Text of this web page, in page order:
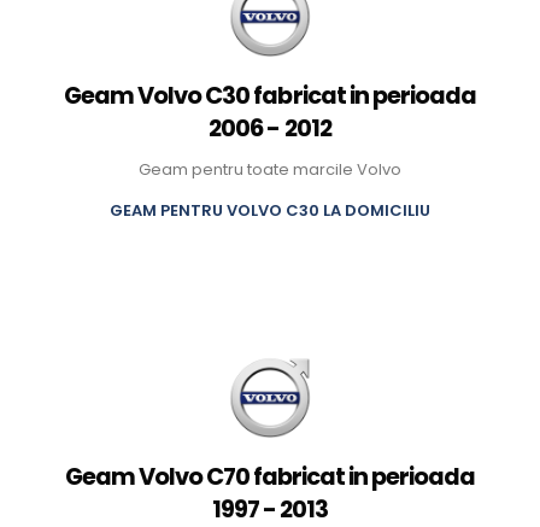
Geam Volvo C30 fabricat in perioada
2006 - 2012
Geam pentru toate marcile Volvo
GEAM PENTRU VOLVO C30 LA DOMICILIU
Geam Volvo C70 fabricat in perioada
1997 - 2013